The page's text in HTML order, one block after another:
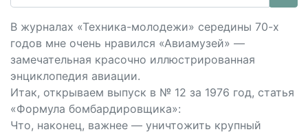
В журналах «Техника-молодежи» середины 70-х
годов мне очень нравился «Авиамузей» —
замечательная красочно иллюстрированная
энциклопедия авиации.
Итак, открываем выпуск в № 12 за 1976 год, статья
«Формула бомбардировщика»:
Что, наконец, важнее — уничтожить крупный